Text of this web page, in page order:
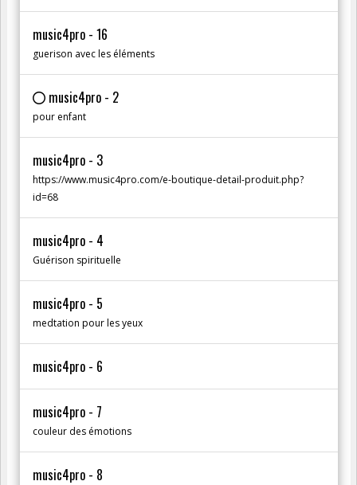
music4pro - 16
guerison avec les éléments
music4pro - 2
pour enfant
music4pro - 3
https://www.music4pro.com/e-boutique-detail-produit.php?
id=68
music4pro - 4
Guérison spirituelle
music4pro - 5
medtation pour les yeux
music4pro - 6
music4pro - 7
couleur des émotions
music4pro - 8